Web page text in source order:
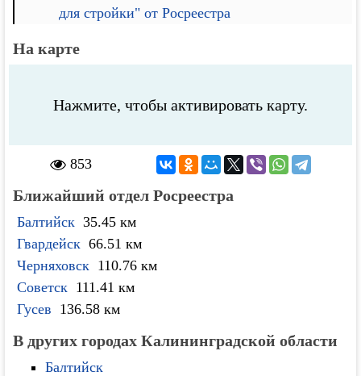
для стройки" от Росреестра
На карте
Нажмите, чтобы активировать карту.
853
Ближайший отдел Росреестра
Балтийск 35.45 км
Гвардейск 66.51 км
Черняховск 110.76 км
Советск 111.41 км
Гусев 136.58 км
В других городах Калининградской области
Балтийск